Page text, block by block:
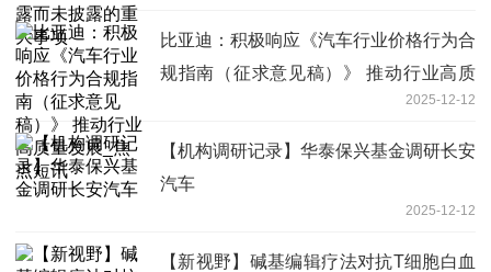
比亚迪：积极响应《汽车行业价格行为合
规指南（征求意见稿）》 推动行业高质
2025-12-12
【机构调研记录】华泰保兴基金调研长安
汽车
2025-12-12
【新视野】碱基编辑疗法对抗T细胞白血